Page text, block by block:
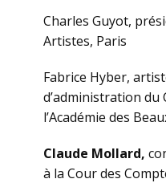
Charles Guyot,
Artistes, Paris
Fabrice Hyber,
d’administration du
l’Académie des
Claude Mollard,
à la Cour des